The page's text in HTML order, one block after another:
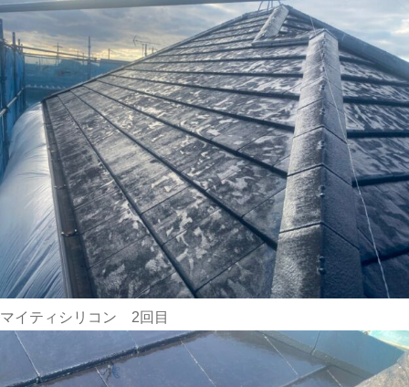
マイティシリコン 2回目